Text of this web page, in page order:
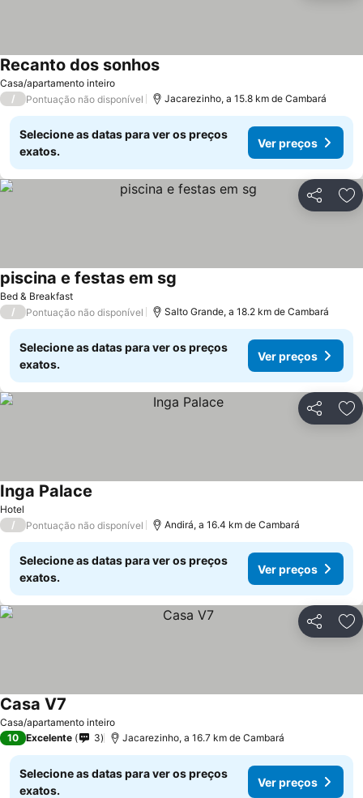
Casa/apartamento inteiro
Recanto dos sonhos
/ Pontuação não disponível Jacarezinho, a 15.8 km de Cambará
Selecione as datas para ver os preços
exatos.
Ver preços
Partilhar
Bed & Breakfast
piscina e festas em sg
/ Pontuação não disponível Salto Grande, a 18.2 km de Cambará
Selecione as datas para ver os preços
exatos.
Ver preços
Partilhar
Hotel
Inga Palace
/ Pontuação não disponível Andirá, a 16.4 km de Cambará
Selecione as datas para ver os preços
exatos.
Ver preços
Partilhar
Casa/apartamento inteiro
Casa V7
10 Excelente 3 Jacarezinho, a 16.7 km de Cambará
Selecione as datas para ver os preços
exatos.
Ver preços